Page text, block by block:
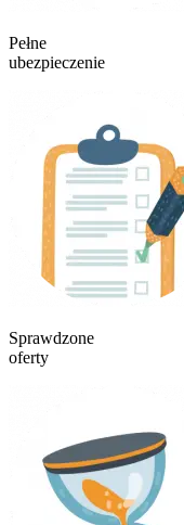
Pełne
ubezpieczenie
Sprawdzone
oferty